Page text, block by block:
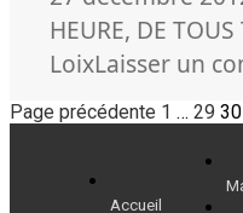
le
HEURE, DE TOUS
LoixLaisser un
Pagination
publications
Page précédente Page
1 … Page
29 30
Accueil